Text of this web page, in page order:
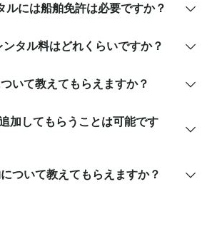
ルには船舶免許は必要ですか？
ンタル料はどれくらいですか？
いて教えてもらえますか？
加してもらうことは可能です
ついて教えてもらえますか？